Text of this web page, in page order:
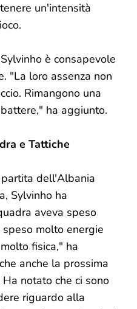
un'intensità
è consapevole
"La loro assenza non
Rimangono una
ha aggiunto.
e Tattiche
dell'Albania
Sylvinho ha
aveva speso
molto energie
fisica," ha
anche la prossima
notato che ci sono
riguardo alla